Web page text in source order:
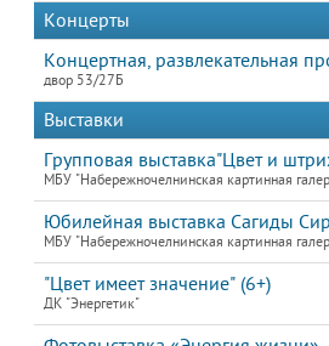
Концерты
Концертная, развлекательная
двор 53/27Б
Выставки
Групповая выставка"Цвет и
МБУ "Набережночелнинская картинная
Юбилейная выставка Сагиды
МБУ "Набережночелнинская картинная
"Цвет имеет значение" (6+)
ДК "Энергетик"